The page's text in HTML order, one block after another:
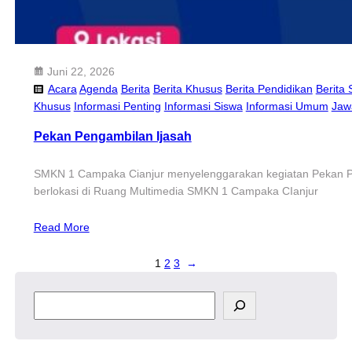
Juni 22, 2026
Acara Agenda Berita Berita Khusus Berita Pendidikan Berita
Khusus Informasi Penting Informasi Siswa Informasi Umum
Pekan Pengambilan Ijasah
SMKN 1 Campaka Cianjur menyelenggarakan kegiatan
berlokasi di Ruang Multimedia SMKN 1 Campaka CIanjur
Read More
1 2 3 →
e